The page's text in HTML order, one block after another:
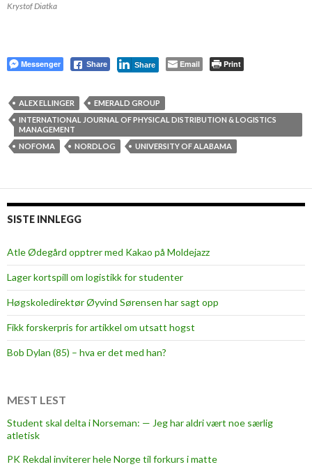
Krystof Diatka
Messenger Share Share Email Print
ALEX ELLINGER
EMERALD GROUP
INTERNATIONAL JOURNAL OF PHYSICAL DISTRIBUTION & LOGISTICS
MANAGEMENT
NOFOMA
NORDLOG UNIVERSITY OF ALABAMA
SISTE INNLEGG
Atle Ødegård opptrer med Kakao på Moldejazz
Lager kortspill om logistikk for studenter
Høgskoledirektør Øyvind Sørensen har sagt opp
Fikk forskerpris for artikkel om utsatt hogst
Bob Dylan (85) – hva er det med han?
MEST LEST
Student skal delta i Norseman: — Jeg har aldri vært noe særlig
atletisk
PK Rekdal inviterer hele Norge til forkurs i matte